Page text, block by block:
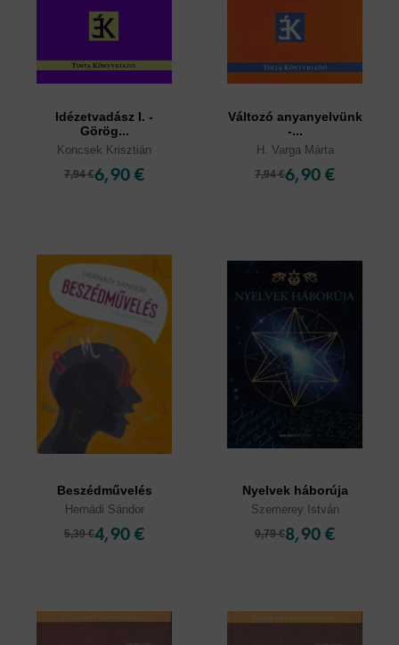
Idézetvadász I. -
Görög...
Koncsek Krisztián
7,94 €6,90 €
Változó anyanyelvünk
-...
H. Varga Márta
7,94 €6,90 €
Beszédművelés
Hernádi Sándor
5,39 €4,90 €
Nyelvek háborúja
Szemerey István
9,79 €8,90 €